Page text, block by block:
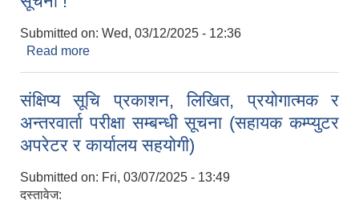
Submitted on: Wed, 03/12/2025 - 12:36
Read more
संक्षिप्य सूचि प्रकाशन, लिखित, प्रयोगात्मक र
अन्तरवार्ता परीक्षा सम्बन्धी सूचना (सहायक कम्प्युटर
अपरेटर र कार्यालय सहयोगी)
Submitted on: Fri, 03/07/2025 - 13:49
दस्तावेज: